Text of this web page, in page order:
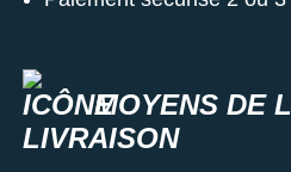
MOYENS DE